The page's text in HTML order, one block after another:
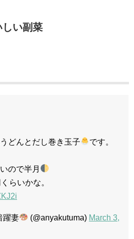
い副菜
どんとだし巻き玉子 です。
ので半月
らいかな。
躍妻 (@anyakutuma) March 3,